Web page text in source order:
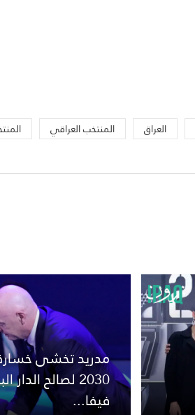
العراق المنتخب العراقي
مدريد تخشى
2030 لصالح
فيفا...